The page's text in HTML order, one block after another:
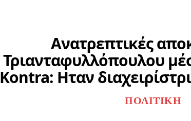
Ανατρεπτικές
Τριανταφυλλόπουλου
Kontra: Ηταν
ΠΟΛΙΤΙΚΉ